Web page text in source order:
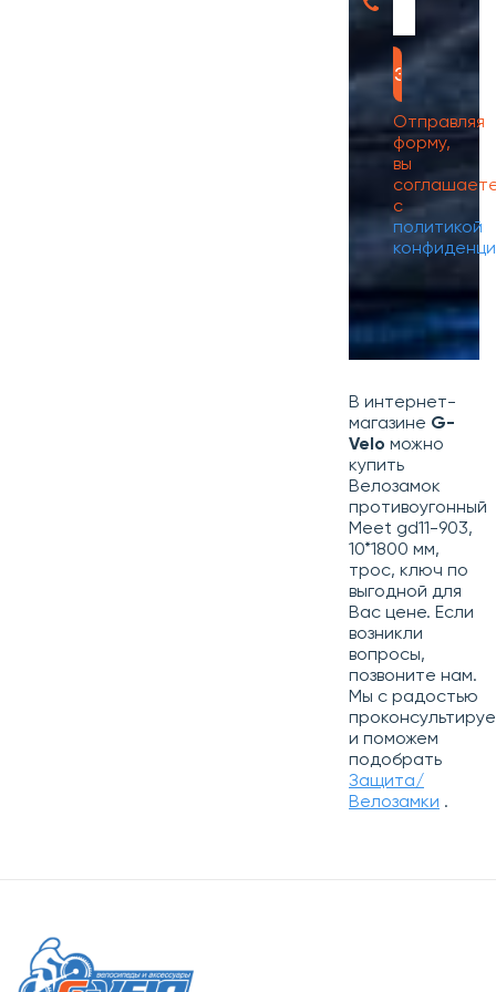
Отправляя
форму,
вы
с
политикой
В интернет-
магазине G-
Velo можно
купить
Велозамок
противоугонный
Meet gd11-903,
10*1800 мм,
трос, ключ по
выгодной для
Вас цене. Если
возникли
вопросы,
позвоните нам.
Мы с радостью
и поможем
подобрать
Защита/
Велозамки .